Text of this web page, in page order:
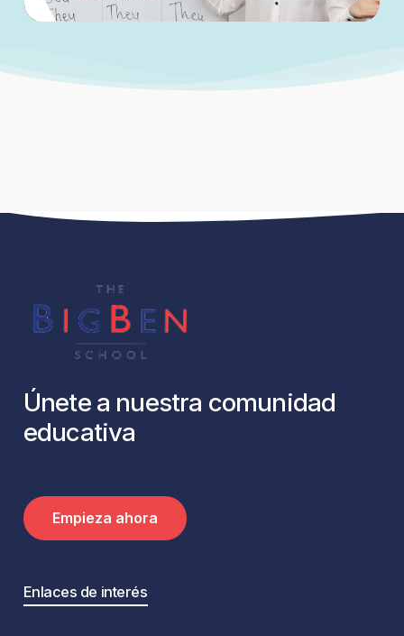
Únete a nuestra comunidad
educativa
Empieza ahora
Enlaces de interés